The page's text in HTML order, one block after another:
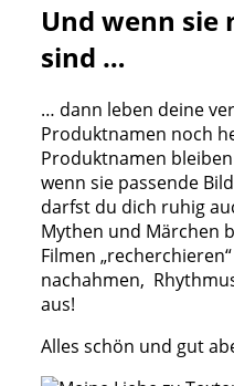
Und wenn sie
sind …
… dann leben deine
Produktnamen noch
Produktnamen
wenn sie passende
darfst du dich ruhig
Mythen und Märchen
Filmen
nachahmen,
aus!
Alles schön und gut